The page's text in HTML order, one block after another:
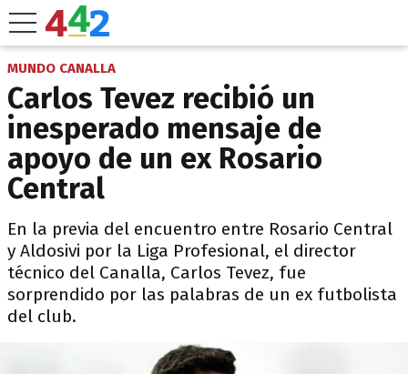
MUNDO CANALLA
Carlos Tevez recibió un
inesperado mensaje de
apoyo de un ex Rosario
Central
En la previa del encuentro entre Rosario Central
y Aldosivi por la Liga Profesional, el director
técnico del Canalla, Carlos Tevez, fue
sorprendido por las palabras de un ex futbolista
del club.